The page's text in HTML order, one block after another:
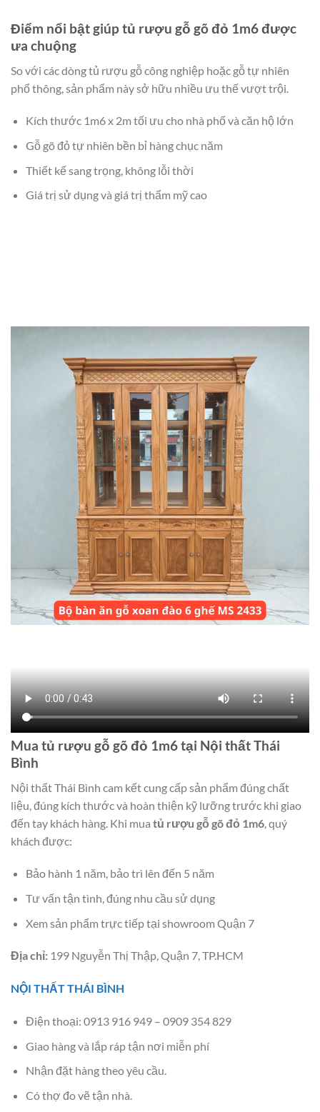
Điểm nổi bật giúp tủ rượu gỗ gõ đỏ 1m6 được
ưa chuộng
So với các dòng tủ rượu gỗ công nghiệp hoặc gỗ tự nhiên
phổ thông, sản phẩm này sở hữu nhiều ưu thế vượt trội.
Kích thước 1m6 x 2m tối ưu cho nhà phố và căn hộ lớn
Gỗ gõ đỏ tự nhiên bền bỉ hàng chục năm
Thiết kế sang trọng, không lỗi thời
Giá trị sử dụng và giá trị thẩm mỹ cao
Mua tủ rượu gỗ gõ đỏ 1m6 tại Nội thất Thái
Bình
Nội thất Thái Bình cam kết cung cấp sản phẩm đúng chất
liệu, đúng kích thước và hoàn thiện kỹ lưỡng trước khi giao
đến tay khách hàng. Khi mua tủ rượu gỗ gõ đỏ 1m6 , quý
khách được:
Bảo hành 1 năm, bảo trì lên đến 5 năm
Tư vấn tận tình, đúng nhu cầu sử dụng
Xem sản phẩm trực tiếp tại showroom Quận 7
Địa chỉ: 199 Nguyễn Thị Thập, Quận 7, TP.HCM
NỘI THẤT THÁI BÌNH
Điện thoại: 0913 916 949 – 0909 354 829
Giao hàng và lắp ráp tận nơi miễn phí
Nhận đặt hàng theo yêu cầu.
Có thợ đo vẽ tận nhà.